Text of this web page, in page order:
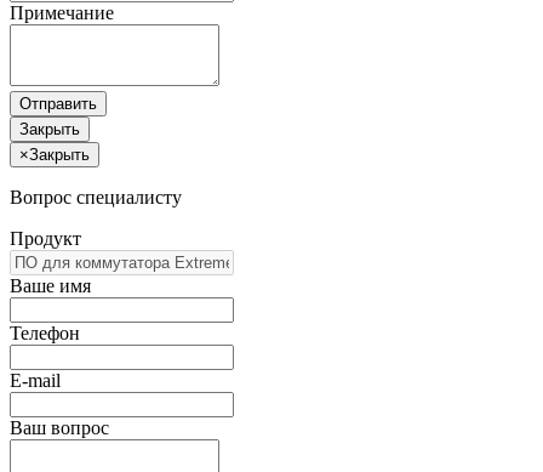
Примечание
Отправить
Закрыть
×Закрыть
Вопрос специалисту
Продукт
Ваше имя
Телефон
E-mail
Ваш вопрос